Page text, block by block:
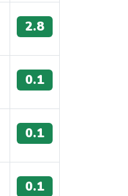
2.8
0.1
0.1
0.1